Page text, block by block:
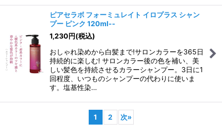
ピアセラボ フォーミュレイト イロプラス シャン
プー ピンク 120ml--
1,230円(税込)
おしゃれ染めから白髪まで!サロンカラーを365日
持続的に楽しむ! サロンカラー後の色を補い、美
しい髪色を持続させるカラーシャンプー。3日に1
回程度、いつものシャンプーの代わりに使いま
す。塩基性染…
1 2 次»